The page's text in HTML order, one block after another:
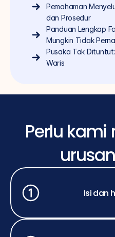
Pemahaman
dan Prosedur
Panduan Lengkap
Mungkin Tidak
Pusaka Tak
Waris
Perlu
Isi dan